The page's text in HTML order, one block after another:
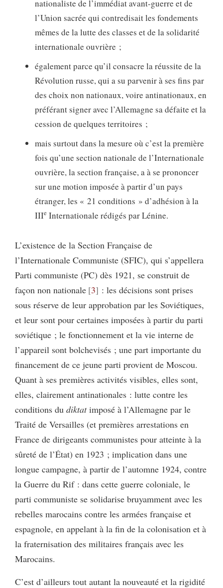
nationaliste de l’immédiat avant-guerre et de
l’Union sacrée qui contredisait les fondements
mêmes de la lutte des classes et de la solidarité
internationale ouvrière ;
également parce qu’il consacre la réussite de la
Révolution russe, qui a su parvenir à ses fins par
des choix non nationaux, voire antinationaux, en
préférant signer avec l’Allemagne sa défaite et la
cession de quelques territoires ;
mais surtout dans la mesure où c’est la première
fois qu’une section nationale de l’Internationale
ouvrière, la section française, a à se prononcer
sur une motion imposée à partir d’un pays
étranger, les « 21 conditions » d’adhésion à la
IIIe Internationale rédigés par Lénine.
L’existence de la Section Française de
l’Internationale Communiste (SFIC), qui s’appellera
Parti communiste (PC) dès 1921, se construit de
façon non nationale 3 : les décisions sont prises
sous réserve de leur approbation par les Soviétiques,
et leur sont pour certaines imposées à partir du parti
soviétique ; le fonctionnement et la vie interne de
l’appareil sont bolchevisés ; une part importante du
financement de ce jeune parti provient de Moscou.
Quant à ses premières activités visibles, elles sont,
elles, clairement antinationales : lutte contre les
conditions du diktatimposé à l’Allemagne par le
Traité de Versailles (et premières arrestations en
France de dirigeants communistes pour atteinte à la
sûreté de l’État) en 1923 ; implication dans une
longue campagne, à partir de l’automne 1924, contre
la Guerre du Rif : dans cette guerre coloniale, le
parti communiste se solidarise bruyamment avec les
rebelles marocains contre les armées française et
espagnole, en appelant à la fin de la colonisation et à
la fraternisation des militaires français avec les
Marocains.
C’est d’ailleurs tout autant la nouveauté et la rigidité